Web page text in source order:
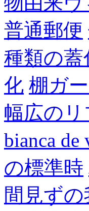
普通郵便
種類の蓋
化 棚ガ
幅広の
bianca de
の標準時
間見ずの